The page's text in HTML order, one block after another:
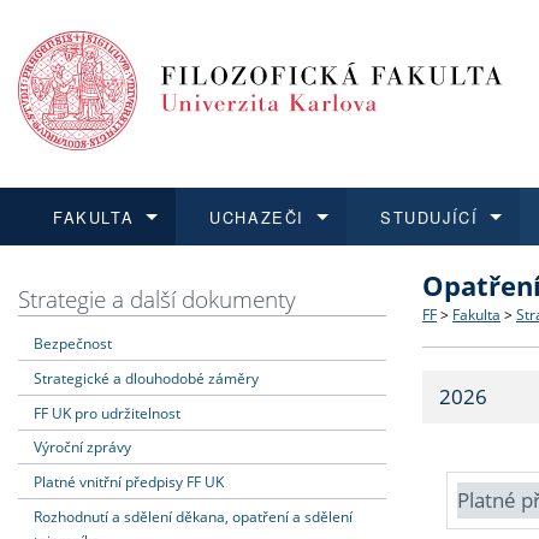
FAKULTA
Dozvědět se více
Struktura
Strategie
Fakultní
UCHAZEČI
Podat přihlášku
Co
Učitelské
STUDUJÍCÍ
Dozvědět se více
Dozvědět se více
O vědě a
Dozvědět se více
Aktuální
Strategie a další dokumenty
Bezpečnost
Strategické a dlouhodobé záměry
FF UK pro udržitelnost
Výroční zprávy
Platné vnitřní předpisy FF UK
Rozhodnutí a sdělení děkana, opatření a sdělení
FF > Fakulta >
2026
Platné